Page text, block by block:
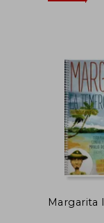
45%
dcto.
Margarita